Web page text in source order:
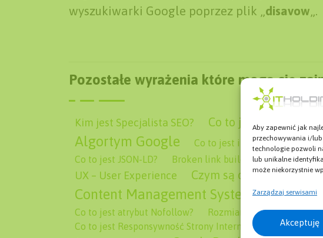
Aby zapewnić jak
przechowywania i/
technologie pozwoli
lub unikalne
może niekorzystnie
Zarządzaj serwisami
Akceptuję
wyszukiwarki Google poprzez plik „ disavow „.
Pozostałe wyrażenia które mogą cię
Kim jest Specjalista SEO? Co to jest User Agent?
Algortym Google Co to jest indeksowanie?
Co to jest JSON-LD?
Broken link building Structured
UX – User Experience Czym są opinie w
Content Management System (CMS)
Co to jest atrybut Nofollow?
Rozmiar Zdjęcia – Co to
Co to jest Responsywność Strony Internetowej? Znaczenie